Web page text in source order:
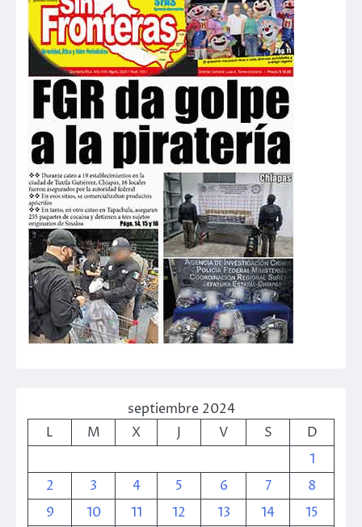
septiembre 2024
L
M X J V S
D
1
2
3 4 5 6 7
8
9
10 11 12 13 14
15